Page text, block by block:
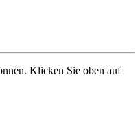
Klicken Sie oben auf